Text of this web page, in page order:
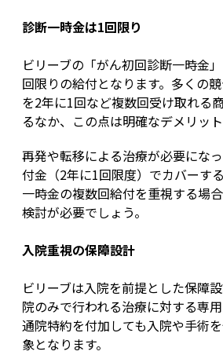
診断一時金は1回限り
ビリーブの「がん初回診断一時金
回限りの給付となります。多くの
を2年に1回など複数回受け取れる
るなか、この点は明確なデメリット
再発や転移による治療が必要にな
付金（2年に1回限度）でカバーす
一時金の複数回給付を重視する場
検討が必要でしょう。
入院重視の保障設計
ビリーブは入院を前提とした保障
院のみで行われる治療に対する専
通院特約を付加しても入院や手術
象となります。